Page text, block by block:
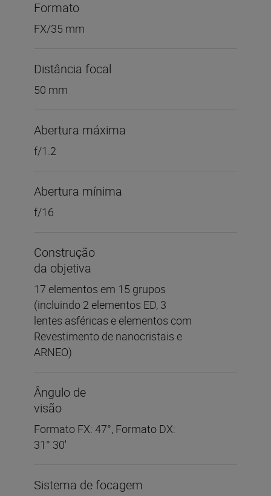
Formato
FX/35 mm
Distância focal
50 mm
Abertura máxima
f/1.2
Abertura mínima
f/16
Construção
da objetiva
17 elementos em 15 grupos
(incluindo 2 elementos ED, 3
lentes asféricas e elementos com
Revestimento de nanocristais e
ARNEO)
Ângulo de
visão
Formato FX: 47°, Formato DX:
31° 30'
Sistema de focagem